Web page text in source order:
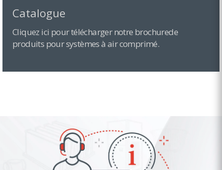
Catalogue
Cliquez ici pour télécharger notre brochurede
produits pour systèmes à air comprimé.